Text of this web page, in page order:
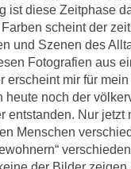
ist diese Zeitphase
scheint der
und Szenen des
Fotografien aus
erscheint mir für
heute noch der
entstanden. Nur
Menschen